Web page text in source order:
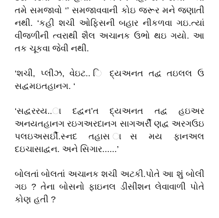
તમે સમજાવો ‘’ સમજાવવાની કોઇ જરૂર મને જણાતી
નથી. ‘કહી શચી ઓફિસની બહાર નીકળવા ગઇ.ત્યાં
વીજળીની ત્વરાથી શૈલ અચાનક ઉભો થઇ ગયો. આ
તક ચૂકવા જેવી નથી.
‘શચી, પ્લીઝ, વેઇટ.. િ દ્યઅનત તદ્વ તઇલલ ઉ
સદ્વમઇતહાનગ. ‘
‘સદ્વરરય..ા દદ્વન’ત દ્યઅનત તદ્વ હઇઅર
અનયતહાનગ રઇગઅરદાનગ સાગઅર્રીં ણદ્વ અરગઉઇ
પલઇઅસર્ઇીં.સ્નદ તહાસ ાસ મય ફાનઅલ
દઇચાસાદ્વન. અને સિગાર......’
બોલતાં બોલતાં અચાનક શચી અટકી.પોતે આ શું બોલી
ગઇ ? તેના બોસનો ફાઇનલ ડીસીશન લેવાવાળી પોતે
કોણ હતી ?